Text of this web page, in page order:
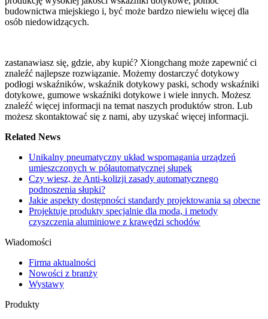
budownictwa miejskiego i, być może bardzo niewielu więcej dla
osób niedowidzących.
zastanawiasz się, gdzie, aby kupić? Xiongchang może zapewnić ci
znaleźć najlepsze rozwiązanie. Możemy dostarczyć dotykowy
podłogi wskaźników, wskaźnik dotykowy paski, schody wskaźniki
dotykowe, gumowe wskaźniki dotykowe i wiele innych. Możesz
znaleźć więcej informacji na temat naszych produktów stron. Lub
możesz skontaktować się z nami, aby uzyskać więcej informacji.
Related News
Unikalny pneumatyczny układ wspomagania urządzeń
umieszczonych w półautomatycznej słupek
Czy wiesz, że Anti-kolizji zasady automatycznego
podnoszenia słupki?
Jakie aspekty dostępności standardy projektowania są obecne
Projektuje produkty specjalnie dla moda, i metody
czyszczenia aluminiowe z krawędzi schodów
Wiadomości
Firma aktualności
Nowości z branży
Wystawy
Produkty